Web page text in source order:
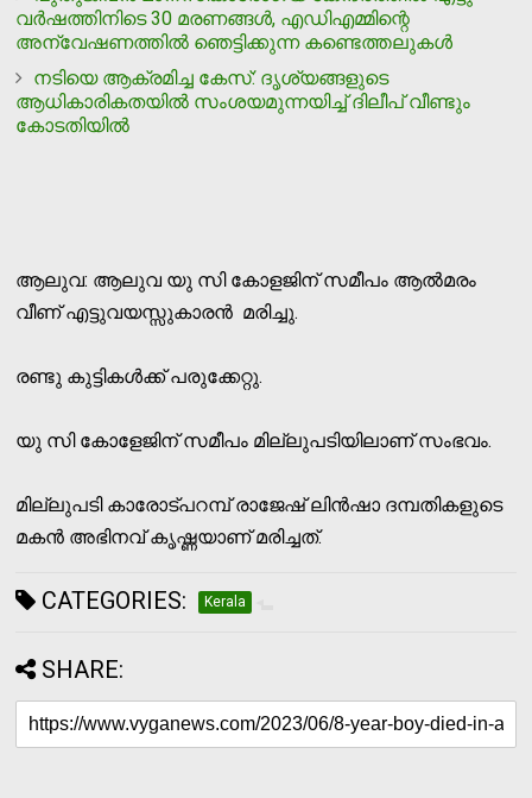
വര്‍ഷത്തിനിടെ 30 മരണങ്ങള്‍, എഡിഎമ്മിന്റെ
അന്വേഷണത്തില്‍ ഞെട്ടിക്കുന്ന കണ്ടെത്തലുകള്‍
നടിയെ ആക്രമിച്ച കേസ്: ദൃശ്യങ്ങളുടെ
ആധികാരികതയില്‍ സംശയമുന്നയിച്ച് ദിലീപ് വീണ്ടും
കോടതിയില്‍
ആലുവ: ആലുവ യു സി കോളജിന് സമീപം ആൽമരം
വീണ് എട്ടുവയസ്സുകാരൻ മരിച്ചു.
രണ്ടു കുട്ടികൾക്ക് പരുക്കേറ്റു.
യു സി കോളേജിന് സമീപം മില്ലുപടിയിലാണ് സംഭവം.
മില്ലുപടി കാരോട്പറമ്പ് രാജേഷ് ലിൻഷാ ദമ്പതികളുടെ
മകൻ അഭിനവ് കൃഷ്ണയാണ് മരിച്ചത്.
CATEGORIES: Kerala
SHARE: